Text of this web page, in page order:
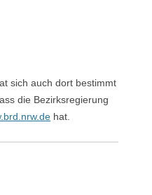
sich auch dort bestimmt
die Bezirksregierung
hat.